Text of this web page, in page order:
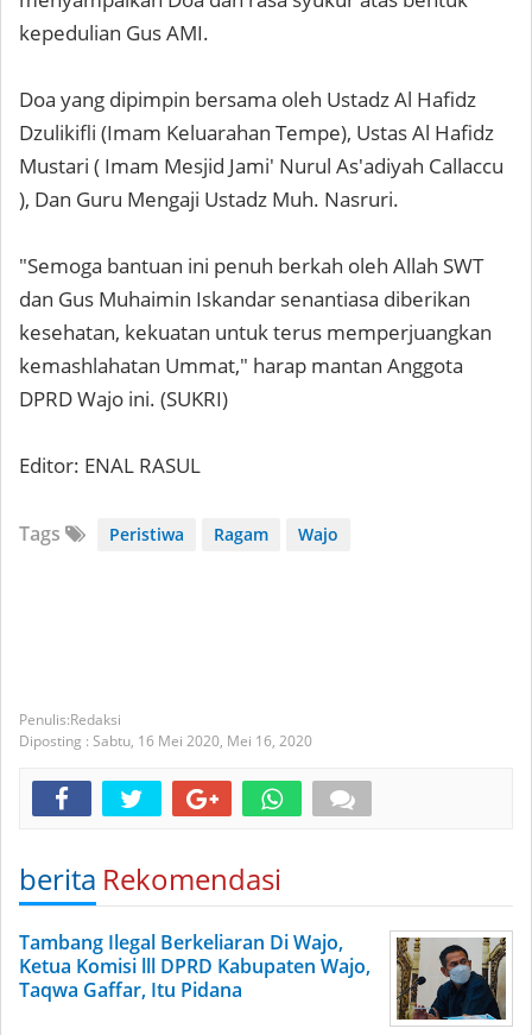
kepedulian Gus AMI.
Doa yang dipimpin bersama oleh Ustadz Al Hafidz
Dzulikifli (Imam Keluarahan Tempe), Ustas Al Hafidz
Mustari ( Imam Mesjid Jami' Nurul As'adiyah Callaccu
), Dan Guru Mengaji Ustadz Muh. Nasruri.
"Semoga bantuan ini penuh berkah oleh Allah SWT
dan Gus Muhaimin Iskandar senantiasa diberikan
kesehatan, kekuatan untuk terus memperjuangkan
kemashlahatan Ummat," harap mantan Anggota
DPRD Wajo ini. (SUKRI)
Editor: ENAL RASUL
Tags Peristiwa Ragam Wajo
Redaksi
Diposting : Sabtu, 16 Mei 2020, Mei 16, 2020
berita Rekomendasi
Tambang Ilegal Berkeliaran Di Wajo,
Ketua Komisi lll DPRD Kabupaten Wajo,
Taqwa Gaffar, Itu Pidana